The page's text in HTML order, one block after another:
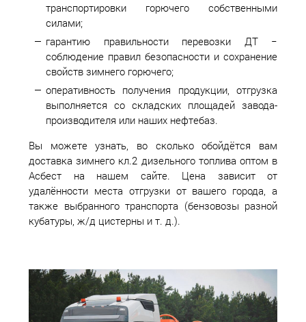
транспортировки горючего собственными
силами;
гарантию правильности перевозки ДТ −
соблюдение правил безопасности и сохранение
свойств зимнего горючего;
оперативность получения продукции, отгрузка
выполняется со складских площадей завода-
производителя или наших нефтебаз.
Вы можете узнать, во сколько обойдётся вам
доставка зимнего кл.2 дизельного топлива оптом в
Асбест на нашем сайте. Цена зависит от
удалённости места отгрузки от вашего города, а
также выбранного транспорта (бензовозы разной
кубатуры, ж/д цистерны и т. д.).